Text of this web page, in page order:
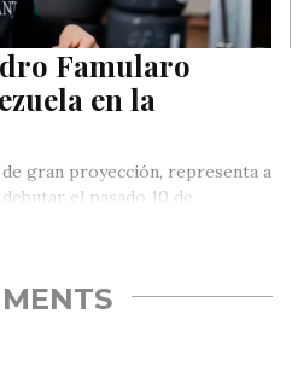
Famularo
en la
gran proyección, representa a
el pasado 10 de